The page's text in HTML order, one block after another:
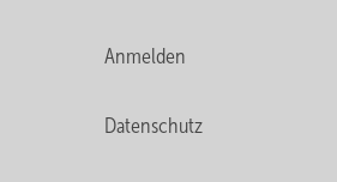
Anmelden
Datenschutz